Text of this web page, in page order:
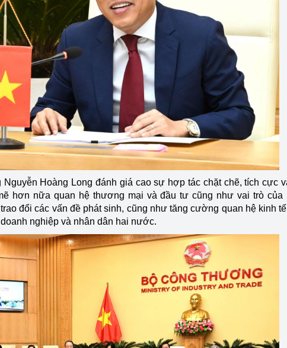
Hoàng Long đánh giá cao sự hợp tác chặt chẽ, tích cực
hơn nữa quan hệ thương mại và đầu tư cũng như vai trò của
đổi các vấn đề phát sinh, cũng như tăng cường quan hệ kinh
nghiệp và nhân dân hai nước.